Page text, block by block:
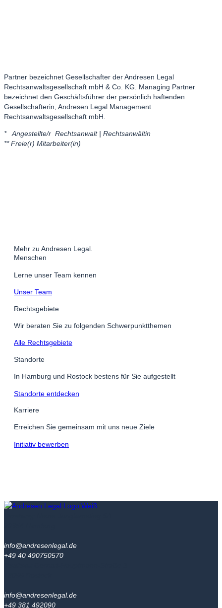
Partner bezeichnet Gesellschafter der Andresen Legal
Rechtsanwaltsgesellschaft mbH & Co. KG. Managing Partner
bezeichnet den Geschäftsführer der persönlich haftenden
Gesellschafterin, Andresen Legal Management
Rechtsanwaltsgesellschaft mbH.
* Angestellte/r Rechtsanwalt | Rechtsanwältin
** Freie(r) Mitarbeiter(in)
Mehr zu Andresen Legal.
Menschen
Lerne unser Team kennen
Unser Team
Rechtsgebiete
Wir beraten Sie zu folgenden Schwerpunktthemen
Alle Rechtsgebiete
Standorte
In Hamburg und Rostock bestens für Sie aufgestellt
Standorte entdecken
Karriere
Erreichen Sie gemeinsam mit uns neue Ziele
Initiativ bewerben
info@andresenlegal.de
+49 40 490750570
info@andresenlegal.de
+49 381 492090